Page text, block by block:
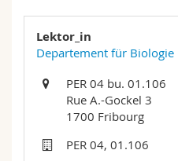
Lektor_in
Departement für Biologie
PER 04 bu. 01.106
Rue A.-Gockel 3
1700 Fribourg
PER 04, 01.106